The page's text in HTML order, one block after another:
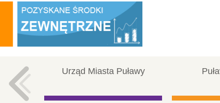
Urząd Miasta Puławy